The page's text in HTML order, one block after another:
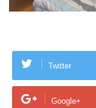
Twitter
Google+